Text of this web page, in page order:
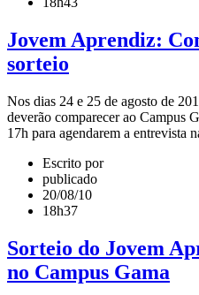
Jovem Aprendiz:
sorteio
Nos dias 24 e 25 de agosto de
deverão comparecer ao Campus
17h para agendarem a entrevista
Escrito por
publicado
20/08/10
18h37
Sorteio do Jovem
no Campus Gama